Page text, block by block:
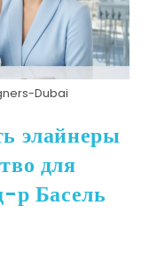
Dubai
элайнеры
для
р Басель